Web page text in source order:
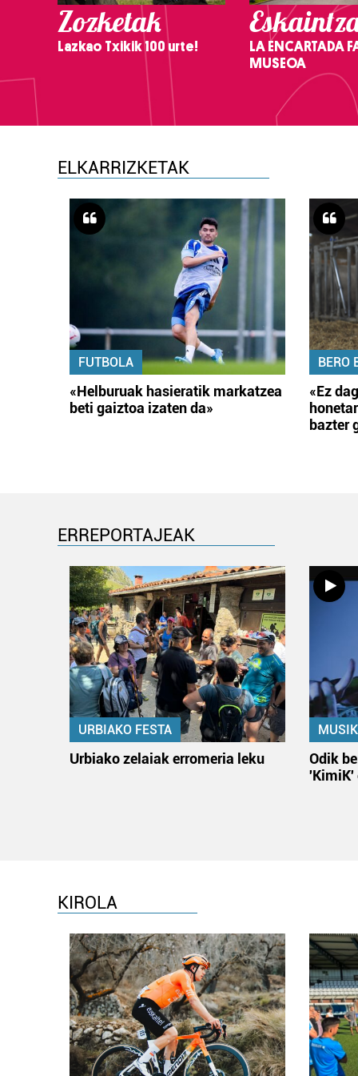
Zozketak
Lazkao Txikik 100 urte!
LA ENCARTADA
MUSEOA
ELKARRIZKETAK
FUTBOLA
«Helburuak hasieratik markatzea
beti gaiztoa izaten da»
BERO
«Ez
bazter
ERREPORTAJEAK
URBIAKO FESTA
Urbiako zelaiak erromeria leku
Odik
'KimiK'
KIROLA